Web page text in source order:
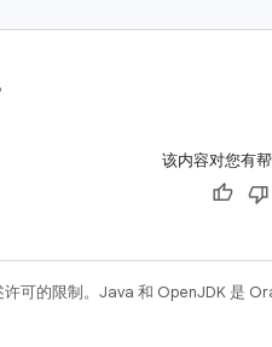
该内容对您有
许可的限制。Java 和 OpenJDK 是